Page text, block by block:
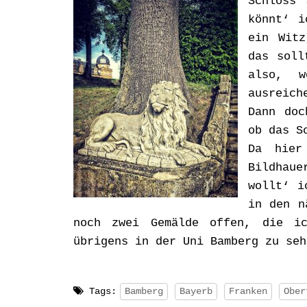
könnt‘
ein
das
also,
Dann
ob das
Da
wollt‘
in den
noch zwei Gemälde offen, die
übrigens in der Uni Bamberg zu
Tags: Bamberg Bayerb Franken